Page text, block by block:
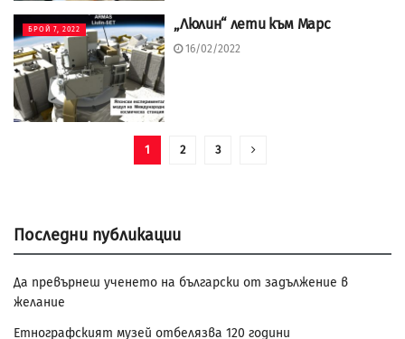
БРОЙ 7, 2022 „Люлин“ лети към Марс
16/02/2022
1 2 3
Последни публикации
Да превърнеш ученето на български от задължение в
желание
Етнографският музей отбелязва 120 години